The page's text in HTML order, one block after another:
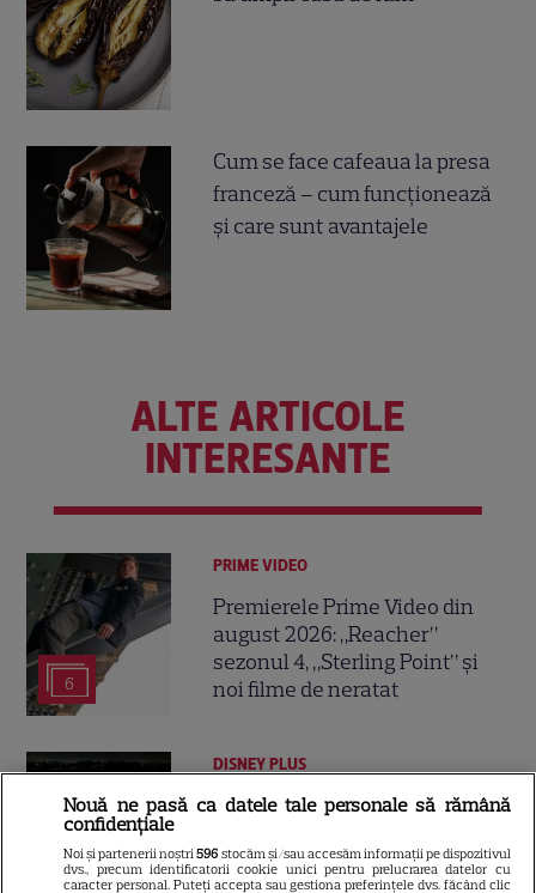
Cum se face cafeaua la presa
franceză – cum funcționează
și care sunt avantajele
ALTE ARTICOLE
INTERESANTE
6
PRIME VIDEO
Premierele Prime Video din
august 2026: „Reacher”
sezonul 4, „Sterling Point” și
noi filme de neratat
17
DISNEY PLUS
Premiere Disney+ august
„Futurama” și trilogia
Nouă ne pasă ca datele tale personale să rămână
confidențiale
Noi și partenerii noștri596 stocăm și/sau accesăm informații pe dispozitivul
dvs., precum identificatorii cookie unici pentru prelucrarea datelor cu
caracter personal. Puteți accepta sau gestiona preferințele dvs. făcând clic